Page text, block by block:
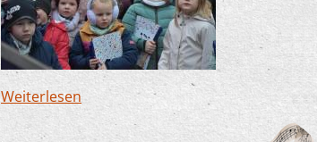
Weiterlesen über Altena und Finnentrop -